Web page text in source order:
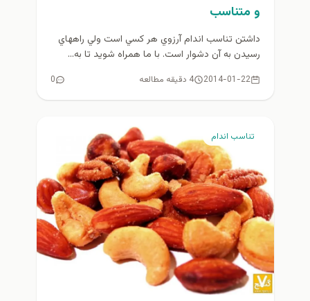
و متناسب
داشتن تناسب اندام آرزوي هر كسي است ولي راههاي
رسيدن به آن دشوار است. با ما همراه شويد تا به...
2014-01-22 4 دقیقه مطالعه 0
تناسب اندام